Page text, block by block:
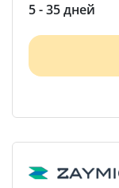
5 - 35 дней